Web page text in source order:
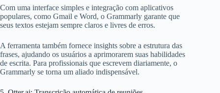
Com uma interface simples e integração com aplicativos
populares, como Gmail e Word, o Grammarly garante que
seus textos estejam sempre claros e livres de erros.
A ferramenta também fornece insights sobre a estrutura das
frases, ajudando os usuários a aprimorarem suas habilidades
de escrita. Para profissionais que escrevem diariamente, o
Grammarly se torna um aliado indispensável.